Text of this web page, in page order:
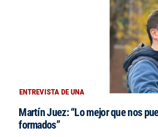
ENTREVISTA DE UNA
Martín Juez: “Lo mejor que nos
formados”